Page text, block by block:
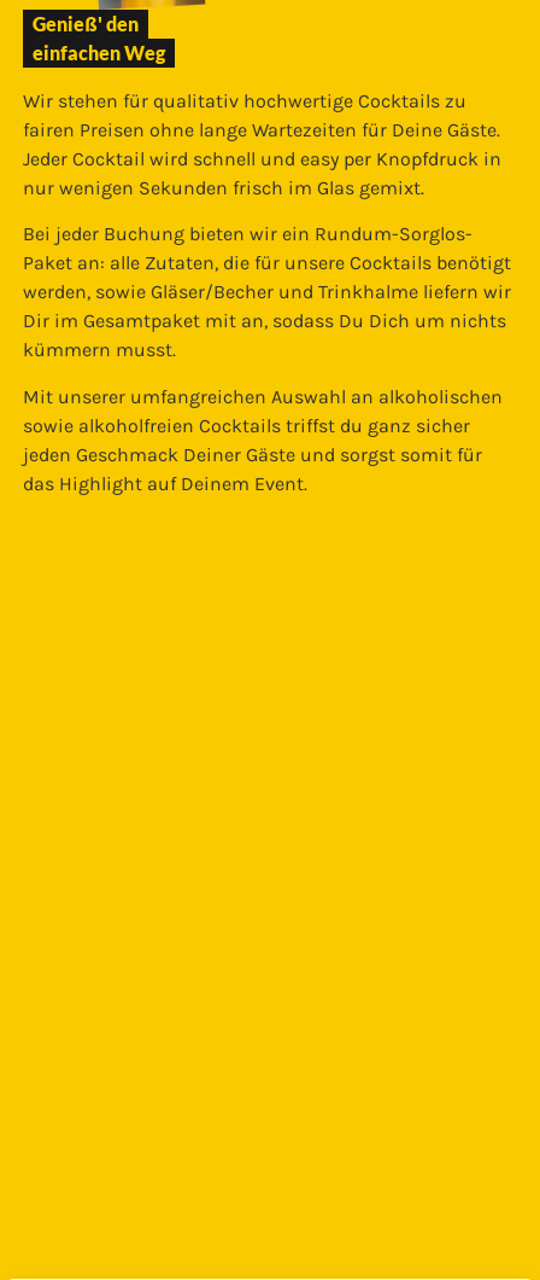
Genieß' den
einfachen Weg
Wir stehen für qualitativ hochwertige Cocktails zu
fairen Preisen ohne lange Wartezeiten für Deine Gäste.
Jeder Cocktail wird schnell und easy per Knopfdruck in
nur wenigen Sekunden frisch im Glas gemixt.
Bei jeder Buchung bieten wir ein Rundum-Sorglos-
Paket an: alle Zutaten, die für unsere Cocktails benötigt
werden, sowie Gläser/Becher und Trinkhalme liefern wir
Dir im Gesamtpaket mit an, sodass Du Dich um nichts
kümmern musst.
Mit unserer umfangreichen Auswahl an alkoholischen
sowie alkoholfreien Cocktails triffst du ganz sicher
jeden Geschmack Deiner Gäste und sorgst somit für
das Highlight auf Deinem Event.